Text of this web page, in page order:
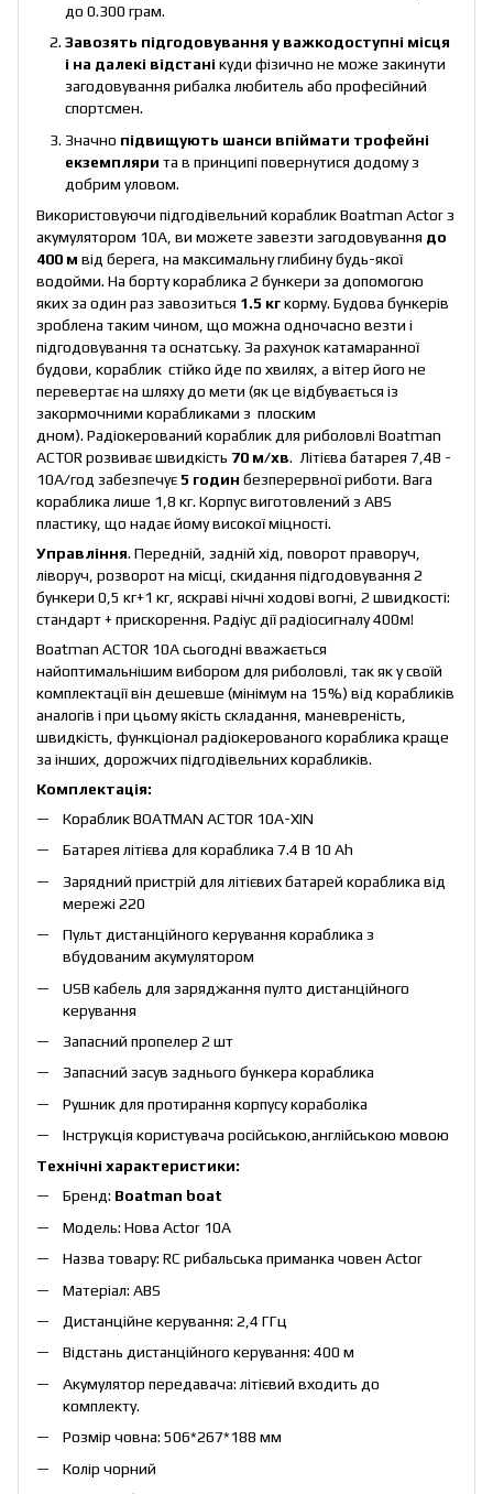
до 0.300 грам.
Завозять підгодовування у важкодоступні місця
і на далекі відстані куди фізично не може закинути
загодовування рибалка любитель або професійний
спортсмен.
Значно підвищують шанси впіймати трофейні
екземпляри та в принципі повернутися додому з
добрим уловом.
Використовуючи підгодівельний кораблик Вoatman Actor з
акумулятором 10A, ви можете завезти загодовування до
400 м від берега, на максимальну глибину будь-якої
водойми. На борту кораблика 2 бункери за допомогою
яких за один раз завозиться 1.5 кгкорму. Будова бункерів
зроблена таким чином, що можна одночасно везти і
підгодовування та оснатську. За рахунок катамаранної
будови, кораблик стійко йде по хвилях, а вітер його не
перевертає на шляху до мети (як це відбувається із
закормочними корабликами з плоским
дном). Радіокерований кораблик для риболовлі Boatman
ACTOR розвиває швидкість 70 м/хв. Літієва батарея 7,4В -
10А/год забезпечує 5 годин безперервної риботи. Вага
кораблика лише 1,8 кг. Корпус виготовлений з ABS
пластику, що надає йому високої міцності.
Управління. Передній, задній хід, поворот праворуч,
ліворуч, розворот на місці, скидання підгодовування 2
бункери 0,5 кг+1 кг, яскраві нічні ходові вогні, 2 швидкості:
стандарт + прискорення. Радіус дії радіосигналу 400м!
Boatman ACTOR 10A сьогодні вважається
найоптимальнішим вибором для риболовлі, так як у своїй
комплектації він дешевше (мінімум на 15%) від корабликів
аналогів і при цьому якість складання, маневреність,
швидкість, функціонал радіокерованого кораблика краще
за інших, дорожчих підгодівельних корабликів.
Комплектація:
Кораблик BOATMAN ACTOR 10A-XIN
Батарея літієва для кораблика 7.4 В 10 Аh
Зарядний пристрій для літієвих батарей кораблика від
мережі 220
Пульт дистанційного керування кораблика з
вбудованим акумулятором
USB кабель для заряджання пулто дистанційного
керування
Запасний пропелер 2 шт
Запасний засув заднього бункера кораблика
Рушник для протирання корпусу кораболіка
Інструкція користувача російською,англійською мовою
Технічні характеристики:
Бренд: Boatman boat
Модель: Нова Actor 10A
Назва товару: RC рибальська приманка човен Actor
Матеріал: ABS
Дистанційне керування: 2,4 ГГц
Відстань дистанційного керування: 400 м
Акумулятор передавача: літієвий входить до
комплекту.
Розмір човна: 506*267*188 мм
Колір чорний